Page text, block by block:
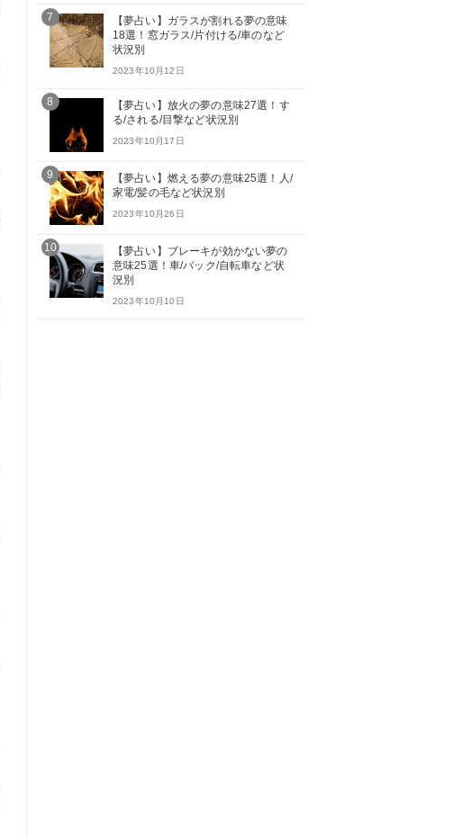
7
【夢占い】ガラスが割れる夢の意味
18選！窓ガラス/片付ける/車のなど
状況別
2023年10月12日
8
【夢占い】放火の夢の意味27選！す
る/される/目撃など状況別
2023年10月17日
9
【夢占い】燃える夢の意味25選！人/
家電/髪の毛など状況別
2023年10月26日
10
【夢占い】ブレーキが効かない夢の
意味25選！車/バック/自転車など状
況別
2023年10月10日